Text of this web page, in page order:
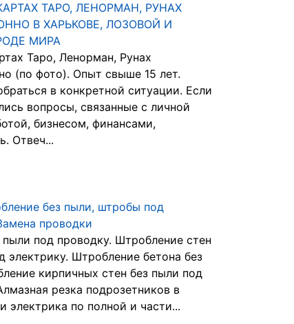
ТАРО, ЛЕНОРМАН, РУНАХ
В ХАРЬКОВЕ, ЛОЗОВОЙ И
МИРА
Таро, Ленорман, Рунах
(по фото). Опыт свыше 15 лет.
в конкретной ситуации. Если
вопросы, связанные с личной
бизнесом, финансами,
Отвеч...
без пыли, штробы под
проводки
под проводку. Штробление стен
электрику. Штробление бетона без
кирпичных стен без пыли под
резка подрозетников в
электрика по полной и части...